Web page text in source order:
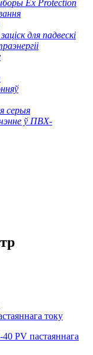
Ex Protection
для падвескі
серыя
ў ПВХ-
току